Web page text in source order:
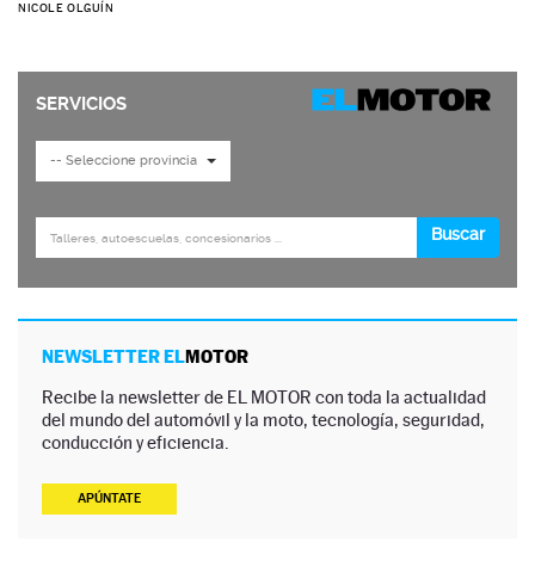
NICOLE OLGUÍN
NEWSLETTER ELMOTOR
Recibe la newsletter de EL MOTOR con toda la actualidad
del mundo del automóvil y la moto, tecnología, seguridad,
conducción y eficiencia.
APÚNTATE